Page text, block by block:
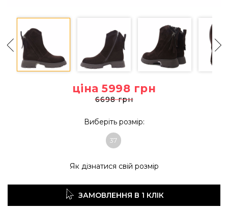
ціна 5998 грн
6698 грн
Виберіть розмір:
37
Як дізнатися свій розмір
ЗАМОВЛЕННЯ В 1 КЛІК